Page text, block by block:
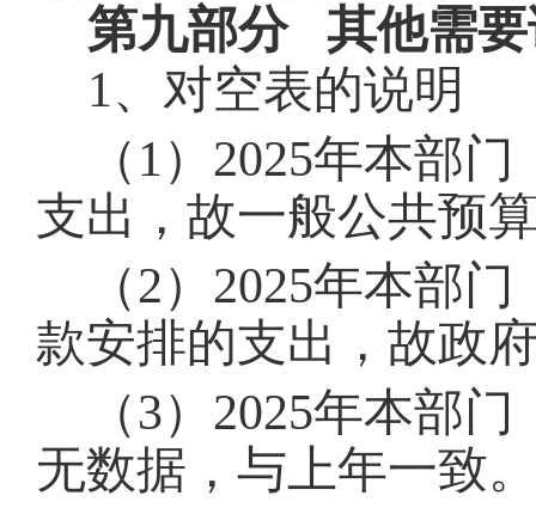
第九部分 其他需要
1、对空表的说明
（1） 2025年本部门
支出，故一般公共预
（2） 2025年本部门
款安排的支出，故政
（3） 2025年本部门
无数据，与上年一致